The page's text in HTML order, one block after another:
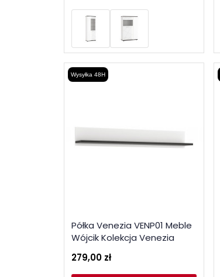
Wysyłka 48H
Półka Venezia VENP01 Meble
Wójcik Kolekcja Venezia
279,00 zł